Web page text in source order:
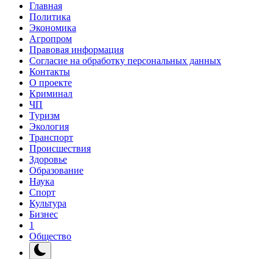
Главная
Политика
Экономика
Агропром
Правовая информация
Согласие на обработку персональных данных
Контакты
О проекте
Криминал
ЧП
Туризм
Экология
Транспорт
Происшествия
Здоровье
Образование
Наука
Спорт
Культура
Бизнес
1
Общество